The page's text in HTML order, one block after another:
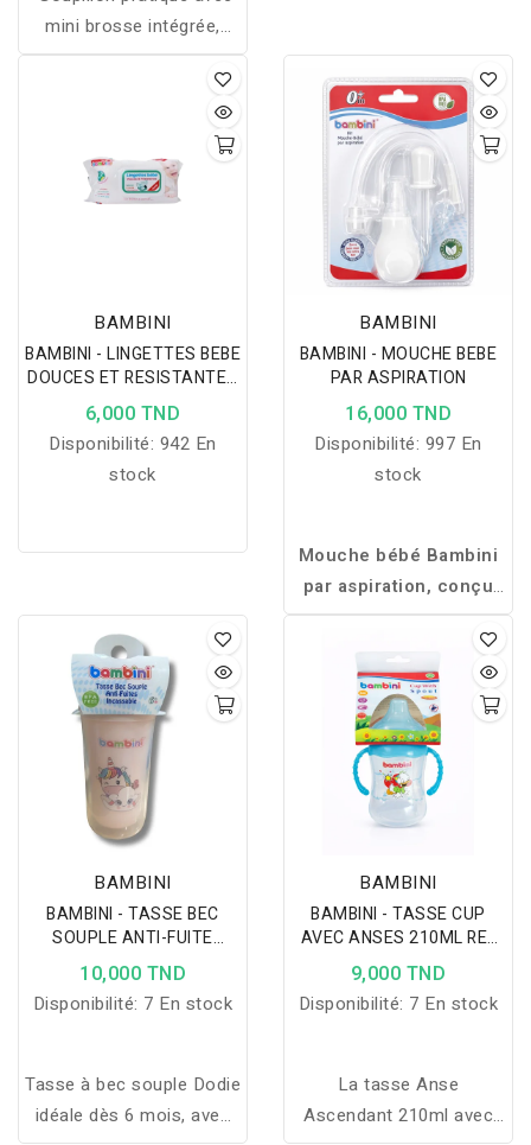
mini brosse intégrée,
pour un nettoyage
efficace et sans rayures
des biberons, tétines et
d’allaitement.
BAMBINI
BAMBINI - LINGETTES BEBE
DOUCES ET RESISTANTES
72PIECES
6,000 TND
Disponibilité: 942 En
stock
BAMBINI
BAMBINI - MOUCHE BEBE
PAR ASPIRATION
16,000 TND
Disponibilité: 997 En
stock
Mouche bébé Bambini
par aspiration, conçu
pour dégager en
nasales de bébé et
améliorer sa respiration
en toute sécurité dès la
naissance.
BAMBINI
BAMBINI - TASSE BEC
SOUPLE ANTI-FUITE
INCASSABLE +6MOIS
10,000 TND
Disponibilité: 7 En stock
Tasse à bec souple Dodie
idéale dès 6 mois, avec
BAMBINI
BAMBINI - TASSE CUP
AVEC ANSES 210ML REF
407
9,000 TND
Disponibilité: 7 En stock
La tasse Anse
Ascendant 210ml avec